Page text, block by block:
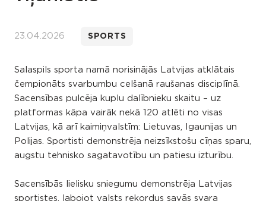
23.04.2026 SPORTS
Salaspils sporta namā norisinājās Latvijas atklātais
čempionāts svarbumbu celšanā raušanas disciplīnā.
Sacensības pulcēja kuplu dalībnieku skaitu – uz
platformas kāpa vairāk nekā 120 atlēti no visas
Latvijas, kā arī kaimiņvalstīm: Lietuvas, Igaunijas un
Polijas. Sportisti demonstrēja neizsīkstošu cīņas sparu,
augstu tehnisko sagatavotību un patiesu izturību.
Sacensībās lielisku sniegumu demonstrēja Latvijas
sportistes, labojot valsts rekordus savās svara